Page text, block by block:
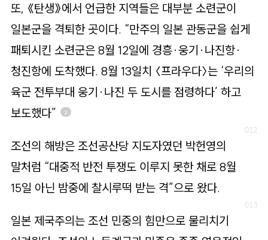
또, 《탄생》에서 언급한 지역들은 대부분 소련군이
일본군을 격퇴한 곳이다. “만주의 일본 관동군을 쉽게
패퇴시킨 소련군은 8월 12일에 경흥·웅기·나진항·
청진항에 도착했다. 8월 13일치 〈프라우다〉는 ‘우리의
육군 전투부대 웅기·나진 두 도시를 점령하다’ 하고
보도했다”
2
조선의 해방은 조선공산당 지도자였던 박헌영의
말처럼 “대중적 반전 투쟁도 이루지 못한 채로 8월
15일 아닌 밤중에 찰시루떡 받는 격”으로 왔다.
일본 제국주의는 조선 민중의 힘만으로 물리치기